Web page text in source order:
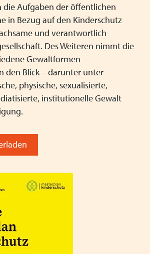
die Aufgaben der öffentlichen
in Bezug auf den Kinderschutz
und verantwortlich
Des Weiteren nimmt die
Gewaltformen
den Blick – darunter unter
physische, sexualisierte,
institutionelle Gewalt